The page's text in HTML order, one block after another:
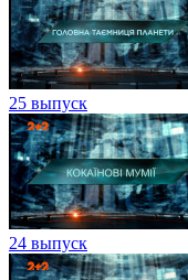
25 выпуск
24 выпуск